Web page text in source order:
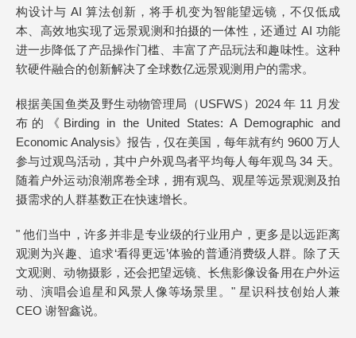
构设计与 AI 算法创新，将手机变为智能望远镜，不仅低成
本、高效地实现了远景观测和拍摄的一体性，还通过 AI 功能
进一步降低了产品操作门槛、丰富了产品玩法和趣味性。这种
软硬件融合的创新解决了全球数亿远景观测用户的需求。
根据美国鱼类及野生动物管理局（USFWS）2024 年 11 月发
布的《Birding in the United States: A Demographic and
Economic Analysis》报告，仅在美国，每年就有约 9600 万人
参与过观鸟活动，其中户外观鸟者平均每人每年观鸟 34 天。
随着户外运动浪潮席卷全球，拥有观鸟、观星等远景观测及拍
摄需求的人群基数正在快速增长。
" 他们当中，许多并非是专业级的行业用户，更多是以远距离
观测为兴趣、追求‘看得更远’体验的普通消费级人群。除了天
文观测、动物摄影，还会把望远镜、长焦影像设备用在户外运
动、演唱会追星和风景人像等场景里。" 星识科技创始人兼
CEO 谢智鑫说。